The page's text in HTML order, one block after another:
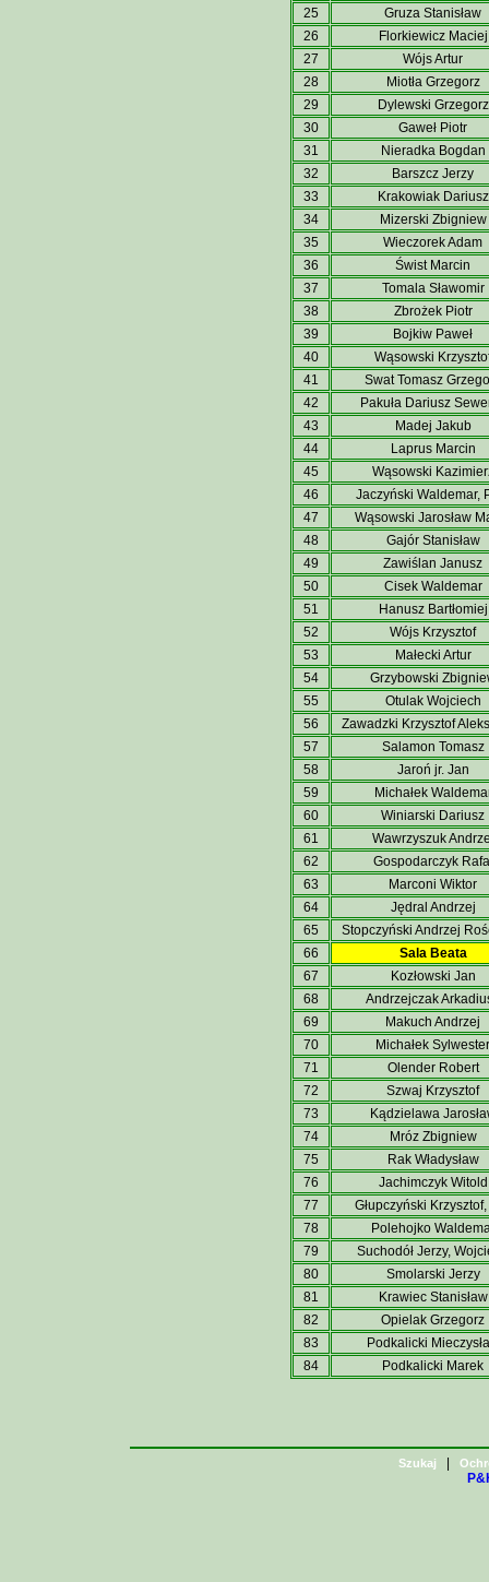
25
Gruza Stanisław
26
Florkiewicz Maciej
27
Wójs Artur
28
Miotła Grzegorz
29
Dylewski Grzegorz
30
Gaweł Piotr
31
Nieradka Bogdan
32
Barszcz Jerzy
33
Krakowiak Dariusz
34
Mizerski Zbigniew
35
Wieczorek Adam
36
Świst Marcin
37
Tomala Sławomir
38
Zbrożek Piotr
39
Bojkiw Paweł
40
Wąsowski
41
Swat Tomasz
42
Pakuła Dariusz
43
Madej Jakub
44
Laprus Marcin
45
Wąsowski
46
Jaczyński Waldemar,
47
Wąsowski Jarosław
48
Gajór Stanisław
49
Zawiślan Janusz
50
Cisek Waldemar
51
Hanusz Bartłomiej
52
Wójs Krzysztof
53
Małecki Artur
54
Grzybowski
55
Otulak Wojciech
56
Zawadzki Krzysztof
57
Salamon Tomasz
58
Jaroń jr. Jan
59
Michałek
60
Winiarski Dariusz
61
Wawrzyszuk
62
Gospodarczyk
63
Marconi Wiktor
64
Jędral Andrzej
65
Stopczyński Andrzej
66
Sala Beata
67
Kozłowski Jan
68
Andrzejczak
69
Makuch Andrzej
70
Michałek Sylwester
71
Olender Robert
72
Szwaj Krzysztof
73
Kądzielawa
74
Mróz Zbigniew
75
Rak Władysław
76
Jachimczyk Witold
77
Głupczyński
78
Polehojko
79
Suchodół Jerzy,
80
Smolarski Jerzy
81
Krawiec Stanisław
82
Opielak Grzegorz
83
Podkalicki
84
Podkalicki Marek
Szukaj